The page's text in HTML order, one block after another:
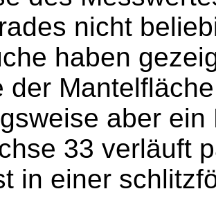
nicht
haben
der
aber
33 ver­läuft
in einer